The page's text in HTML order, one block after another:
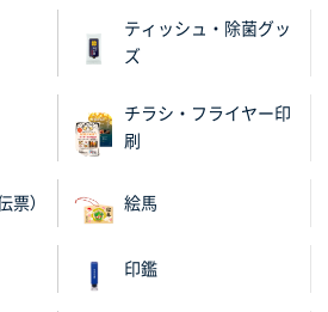
100枚
こと
リ袋 A4サイズ（白）
からの指示
ティッシュ・除菌グッ
ズ
チラシ・フライヤー印
刷
票） 絵馬
印鑑